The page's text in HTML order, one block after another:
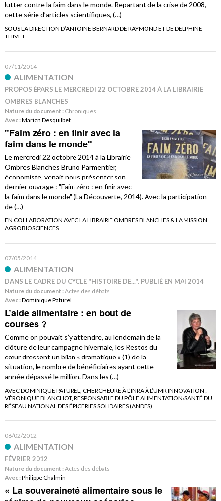
lutter contre la faim dans le monde. Repartant de la crise de 2008,
cette série d’articles scientifiques, (…)
SOUS LA DIRECTION D’ANTOINE BERNARD DE RAYMOND ET DE DELPHINE
THIVET
07/11/2014
ALIMENTATION
PROPOS ÉPARS LE MERCREDI 22 OCTOBRE 2014 À LA LIBRAIRIE
OMBRES BLANCHES
Nature du document : Chroniques
Avec :Marion Desquilbet
"Faim zéro : en finir avec la
faim dans le monde"
Le mercredi 22 octobre 2014 à la Librairie
Ombres Blanches Bruno Parmentier,
économiste, venait nous présenter son
dernier ouvrage : "Faim zéro : en finir avec
la faim dans le monde" (La Découverte, 2014). Avec la participation
de (…)
EN COLLABORATION AVEC LA LIBRAIRIE OMBRES BLANCHES & LA MISSION
AGROBIOSCIENCES
07/05/2014
ALIMENTATION
DANS LE CADRE DU CYCLE "HISTOIRE DE...". PUBLIÉ EN MAI 2014
Nature du document :Actes des débats
Avec :Dominique Paturel
L’aide alimentaire : en bout de
courses ?
Comme on pouvait s’y attendre, au lendemain de la
clôture de leur campagne hivernale, les Restos du
cœur dressent un bilan « dramatique » (1) de la
situation, le nombre de bénéficiaires ayant cette
année dépassé le million. Dans les (…)
AVEC DOMINIQUE PATUREL, CHERCHEURE À L’INRA À L’UMR INNOVATION ;
VÉRONIQUE BLANCHOT, RESPONSABLE DU PÔLE ALIMENTATION/SANTÉ DU
RÉSEAU NATIONAL DES ÉPICERIES SOLIDAIRES (ANDES)
06/02/2012
ALIMENTATION
FÉVRIER 2012
Nature du document :Actes des débats
Avec :Philippe Chalmin
« La souveraineté alimentaire sous le